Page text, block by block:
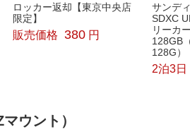
ロッカー返却【東京中央店
限定】
販売価格 380 円
サンデ
SDXC
リーカ
128GB
128G）
2泊3日
ウント）